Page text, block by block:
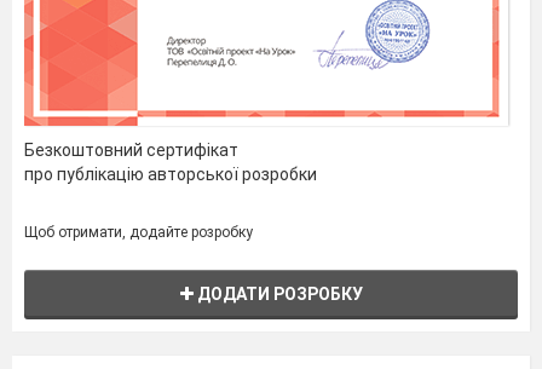
Безкоштовний сертифікат
про публікацію авторської розробки
Щоб отримати, додайте розробку
ДОДАТИ РОЗРОБКУ